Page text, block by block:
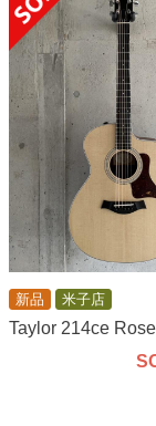
新品 米子店
Taylor 214ce